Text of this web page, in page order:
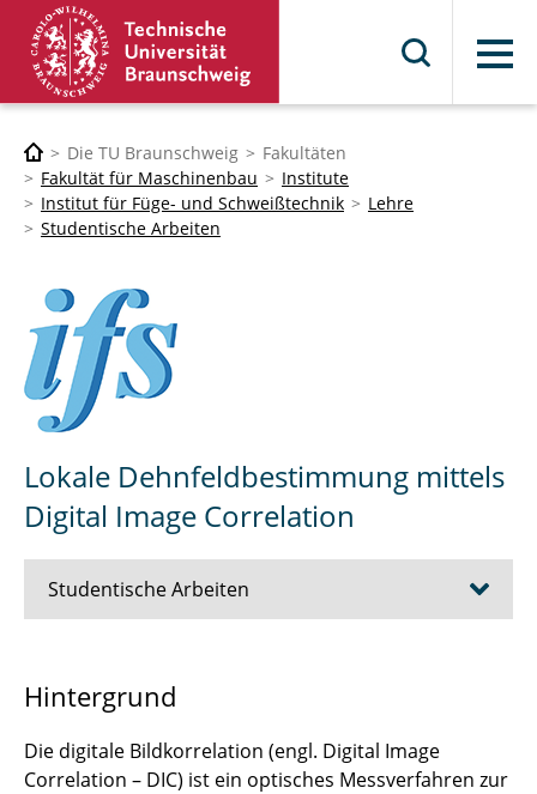
Menü
Die TU Braunschweig
Fakultäten
Fakultät für Maschinenbau
Institute
Institut für Füge- und Schweißtechnik
Lehre
Studentische Arbeiten
Lokale Dehnfeldbestimmung mittels
Digital Image Correlation
Studentische Arbeiten
Einflusses der induktiven Trocknung auf die
Anoden
Hintergrund
Die digitale Bildkorrelation (engl. Digital Image
Correlation – DIC) ist ein optisches Messverfahren zur